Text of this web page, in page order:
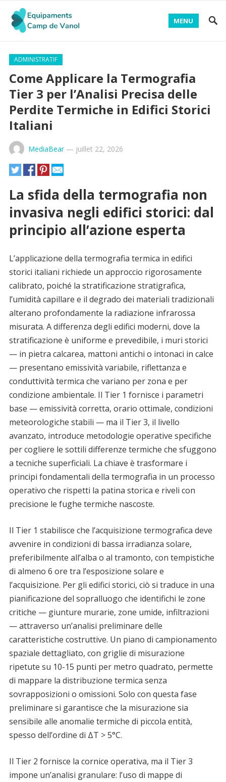
MENU
ADMINISTRATIF
Come Applicare la Termografia
Tier 3 per l’Analisi Precisa delle
Perdite Termiche in Edifici Storici
Italiani
MediaBear— juillet 22, 2026
La sfida della termografia non
invasiva negli edifici storici: dal
principio all’azione esperta
L’applicazione della termografia termica in edifici
storici italiani richiede un approccio rigorosamente
calibrato, poiché la stratificazione stratigrafica,
l’umidità capillare e il degrado dei materiali tradizionali
alterano profondamente la radiazione infrarossa
misurata. A differenza degli edifici moderni, dove la
stratificazione è uniforme e prevedibile, i muri storici
— in pietra calcarea, mattoni antichi o intonaci in calce
— presentano emissività variabile, riflettanza e
conduttività termica che variano per zona e per
condizione ambientale. Il Tier 1 fornisce i parametri
base — emissività corretta, orario ottimale, condizioni
meteorologiche stabili — ma il Tier 3, il livello
avanzato, introduce metodologie operative specifiche
per cogliere le sottili differenze termiche che sfuggono
a tecniche superficiali. La chiave è trasformare i
principi fondamentali della termografia in un processo
operativo che rispetti la patina storica e riveli con
precisione le fughe termiche nascoste.
Il Tier 1 stabilisce che l’acquisizione termografica deve
avvenire in condizioni di bassa irradianza solare,
preferibilmente all’alba o al tramonto, con tempistiche
di almeno 6 ore tra l’esposizione solare e
l’acquisizione. Per gli edifici storici, ciò si traduce in una
pianificazione del sopralluogo che identifichi le zone
critiche — giunture murarie, zone umide, infiltrazioni
— attraverso un’analisi preliminare delle
caratteristiche costruttive. Un piano di campionamento
spaziale dettagliato, con griglie di misurazione
ripetute su 10-15 punti per metro quadrato, permette
di mappare la distribuzione termica senza
sovrapposizioni o omissioni. Solo con questa fase
preliminare si garantisce che la misurazione sia
sensibile alle anomalie termiche di piccola entità,
spesso dell’ordine di ΔT > 5°C.
Il Tier 2 fornisce la cornice operativa, ma il Tier 3
impone un’analisi granulare: l’uso di mappe di